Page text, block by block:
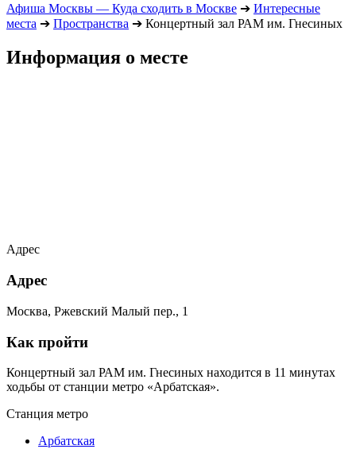
Афиша Москвы — Куда сходить в Москве ➔ Интересные
места ➔ Пространства ➔ Концертный зал РАМ им. Гнесиных
Информация о месте
Адрес
Адрес
Москва, Ржевский Малый пер., 1
Как пройти
Концертный зал РАМ им. Гнесиных находится в 11 минутах
ходьбы от станции метро «Арбатская».
Станция метро
Арбатская